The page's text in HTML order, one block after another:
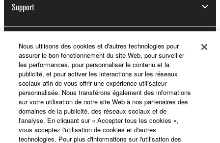
Support
Yamaha Music ID - Enregistrement
A propos de Yamaha
France - French
Professionnel
Nous utilisons des cookies et d'autres technologies pour
assurer le bon fonctionnement du site Web, pour surveiller
les performances, pour personnaliser le contenu et la
publicité, et pour activer les interactions sur les réseaux
sociaux afin de vous offrir une expérience utilisateur
personnalisée. Nous transférons également des informations
sur votre utilisation de notre site Web à nos partenaires des
domaines de la publicité, des réseaux sociaux et de
l'analyse. En cliquant sur « Accepter tous les cookies »,
vous acceptez l'utilisation de cookies et d'autres
technologies. Pour plus d'informations sur l'utilisation des